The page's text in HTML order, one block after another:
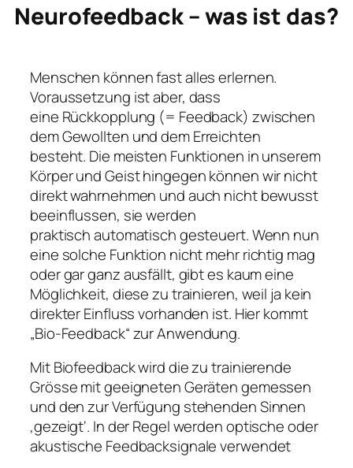
Neurofeedback – was ist das?
Menschen können fast alles erlernen.
Voraussetzung ist aber, dass
eine Rückkopplung (= Feedback) zwischen
dem Gewollten und dem Erreichten
besteht. Die meisten Funktionen in unserem
Körper und Geist hingegen können wir nicht
direkt wahrnehmen und auch nicht bewusst
beeinflussen, sie werden
praktisch automatisch gesteuert. Wenn nun
eine solche Funktion nicht mehr richtig mag
oder gar ganz ausfällt, gibt es kaum eine
Möglichkeit, diese zu trainieren, weil ja kein
direkter Einfluss vorhanden ist. Hier kommt
„Bio-Feedback“ zur Anwendung.
Mit Biofeedback wird die zu trainierende
Grösse mit geeigneten Geräten gemessen
und den zur Verfügung stehenden Sinnen
‚gezeigt‘. In der Regel werden optische oder
akustische Feedbacksignale verwendet